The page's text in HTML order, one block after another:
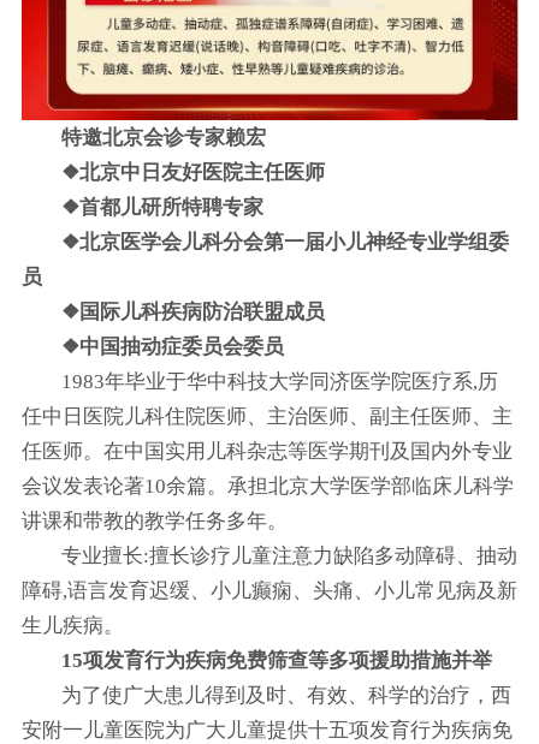
特邀北京会诊专家赖宏
❖北京中日友好医院主任医师
❖首都儿研所特聘专家
❖北京医学会儿科分会第一届小儿神经专业学组委
员
❖国际儿科疾病防治联盟成员
❖中国抽动症委员会委员
1983年毕业于华中科技大学同济医学院医疗系,历
任中日医院儿科住院医师、主治医师、副主任医师、主
任医师。在中国实用儿科杂志等医学期刊及国内外专业
会议发表论著10余篇。承担北京大学医学部临床儿科学
讲课和带教的教学任务多年。
专业擅长:擅长诊疗儿童注意力缺陷多动障碍、抽动
障碍,语言发育迟缓、小儿癫痫、头痛、小儿常见病及新
生儿疾病。
15项发育行为疾病免费筛查等多项援助措施并举
为了使广大患儿得到及时、有效、科学的治疗，西
安附一儿童医院为广大儿童提供十五项发育行为疾病免